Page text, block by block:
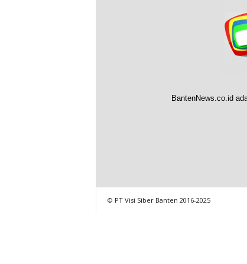
BantenNews.co.id
© PT Visi Siber Banten 2016-2025